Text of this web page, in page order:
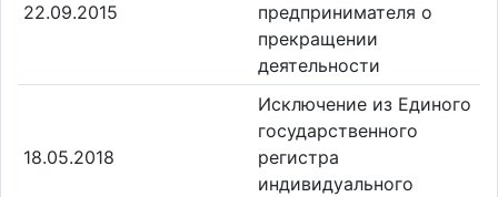
22.09.2015
предпринимателя о
прекращении
деятельности
18.05.2018
Исключение из Единого
государственного
регистра
индивидуального